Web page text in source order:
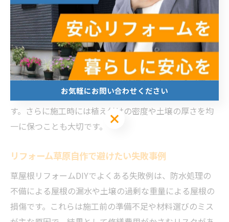
することが重要です。草屋根は土壌や水分の重みが加わ
るため、事前に専門家に相談し、構造補強が必要か見極
めることをおすすめします。
また、植物の選定も注意点の一つです。屋根の環境に適
した耐乾性や根張りの浅い種類を選ぶことで、メンテナ
ンスの手間を減らし、長期間美しい緑化を維持できま
す。さらに施工時には植え付けの密度や土壌の厚さを均
一に保つことも大切です。
リフォーム草原自作で避けたい失敗事例
草屋根リフォームDIYでよくある失敗例は、防水処理の
不備による屋根の漏水や土壌の過剰な重量による屋根の
損傷です。これらは施工前の準備不足や材料選びのミス
お気軽にお問い合わせください
お気軽にお問い合わせください